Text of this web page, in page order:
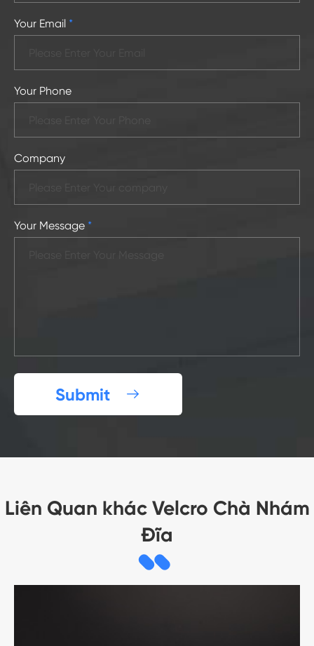
Your Email *
Your Phone
Company
Your Message *
Submit 
Liên Quan khác Velcro Chà Nhám
Đĩa